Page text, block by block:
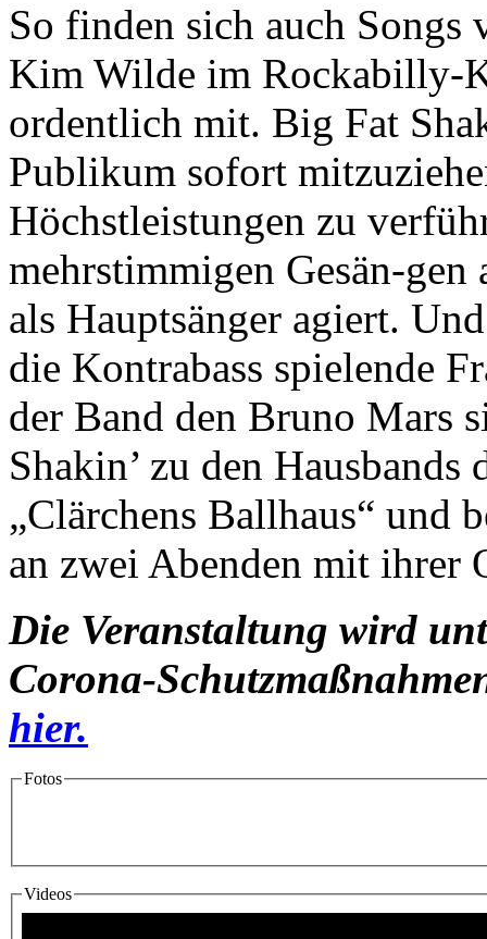
So finden sich auch
Kim Wilde im Rockabilly-
ordentlich mit. Big Fat
Publikum sofort
Höchstleistungen zu
mehrstimmigen Gesän-
als Hauptsänger agiert.
die Kontrabass spielende
der Band den Bruno Mars
Shakin’ zu den
„Clärchens Ballhaus“ und
an zwei Abenden mit ihrer
Die Veranstaltung wird
Corona-
hier.
Fotos
Videos